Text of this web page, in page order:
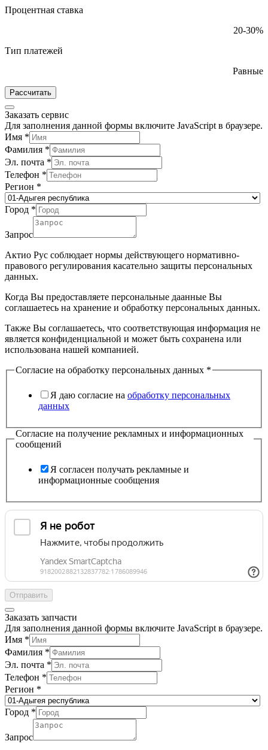
Процентная ставка
20-30%
Тип платежей
Равные
Рассчитать
Заказать сервис
Для заполнения данной формы включите JavaScript в браузере.
Имя *
Фамилия *
Эл. почта *
Телефон *
Регион *
Город *
Запрос
Актио Рус соблюдает нормы действующего нормативно-
правового регулирования касательно защиты персональных
данных.
Когда Вы предоставляете персональные даанные Вы
соглашаетесь на хранение и обработку персональных данных.
Также Вы соглашаетесь, что соответствующая информация не
является конфиденциальной и может быть сохранена или
использована нашей компанией.
Согласие на обработку персональных данных *
Я даю согласие на обработку персональных
данных
Согласие на получение рекламных и информационных
сообщений
Я согласен получать рекламные и
информационные сообщения
Отправить
Заказать запчасти
Для заполнения данной формы включите JavaScript в браузере.
Имя *
Фамилия *
Эл. почта *
Телефон *
Регион *
Город *
Запрос